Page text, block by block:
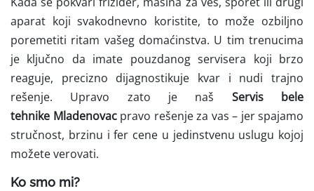
aparat koji svakodnevno koristite, to može ozbiljno
poremetiti ritam vašeg domaćinstva. U tim trenucima
je ključno da imate pouzdanog servisera koji brzo
reaguje, precizno dijagnostikuje kvar i nudi trajno
rešenje. Upravo zato je naš Servis bele
tehnike Mladenovacpravo rešenje za vas – jer spajamo
stručnost, brzinu i fer cene u jedinstvenu uslugu kojoj
možete verovati.
Ko smo mi?